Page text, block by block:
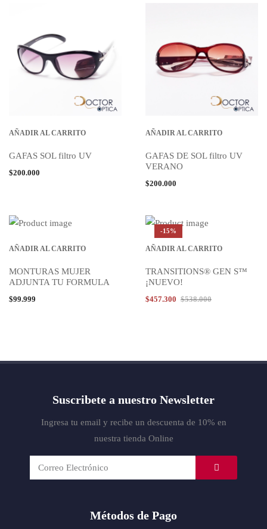
AÑADIR AL CARRITO
GAFAS SOL filtro UV
$200.000
AÑADIR AL CARRITO
GAFAS DE SOL filtro UV
VERANO
$200.000
AÑADIR AL CARRITO
MONTURAS MUJER
ADJUNTA TU FORMULA
$99.999
-15%
AÑADIR AL CARRITO
TRANSITIONS® GEN S™
¡NUEVO!
$538.000
$457.300
Suscribete a nuestro Newsletter
Ingresa tu email y recibe un descuenta de 10% en
nuestra tienda Online
Métodos de Pago